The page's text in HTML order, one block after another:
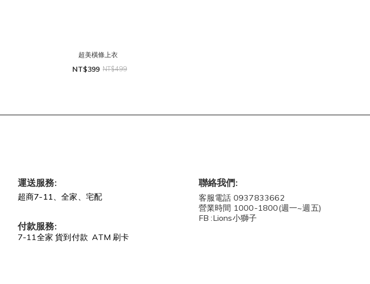
超美橫條上衣
NT$399 NT$499
運送服務:
超商7-11、全家、宅配
付款服務:
7-11全家 貨到付款 ATM 刷卡
聯絡我們:
客服電話 0937833662
營業時間 1000-1800(週一~週五)
FB :Lions小獅子